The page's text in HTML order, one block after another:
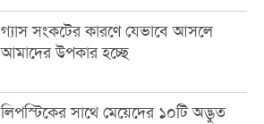
গ্যাস সংকটের কারণে যেভাবে আসলে
আমাদের উপকার হচ্ছে
লিপস্টিকের সাথে মেয়েদের ১০টি অদ্ভুত